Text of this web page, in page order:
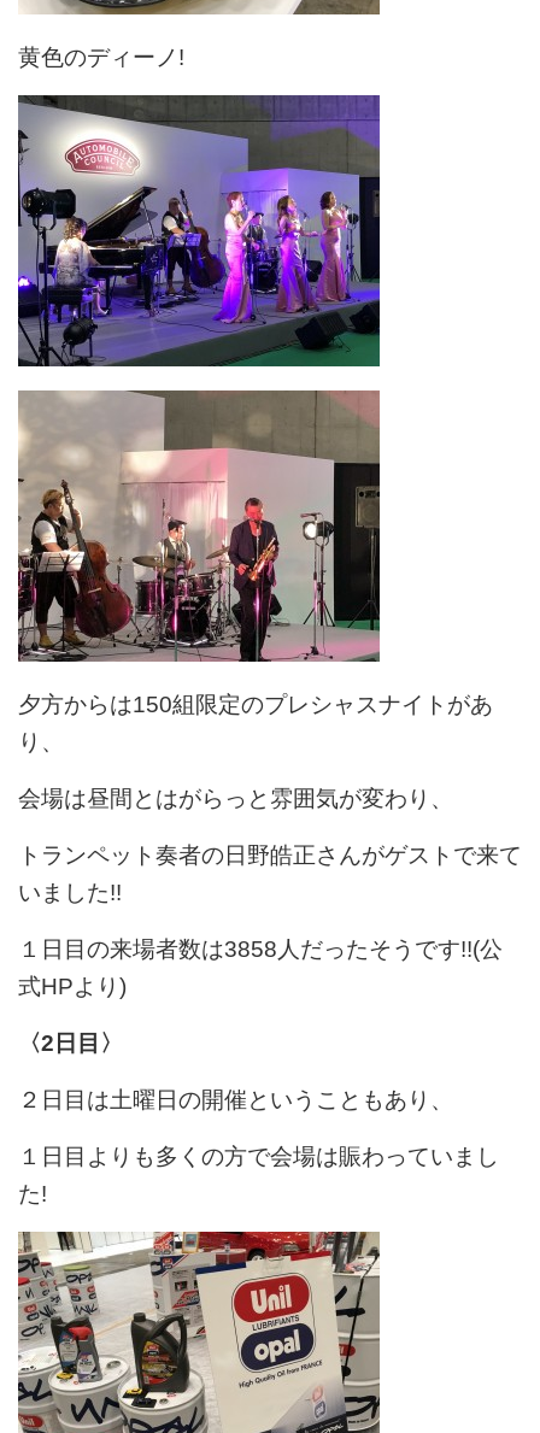
黄色のディーノ!
夕方からは150組限定のプレシャスナイトがあ
り、
会場は昼間とはがらっと雰囲気が変わり、
トランペット奏者の日野皓正さんがゲストで来て
いました!!
１日目の来場者数は3858人だったそうです!!(公
式HPより)
〈2日目〉
２日目は土曜日の開催ということもあり、
１日目よりも多くの方で会場は賑わっていまし
た!